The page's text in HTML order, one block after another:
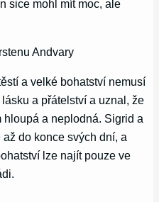
sice mohl mít moc, ale
Andvary
a velké bohatství nemusí
a přátelství a uznal, že
a neplodná. Sigrid a
do konce svých dní, a
lze najít pouze ve